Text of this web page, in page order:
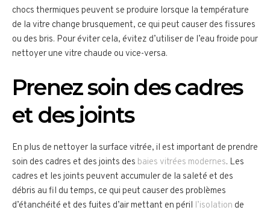
chocs thermiques peuvent se produire lorsque la température
de la vitre change brusquement, ce qui peut causer des fissures
ou des bris. Pour éviter cela, évitez d’utiliser de l’eau froide pour
nettoyer une vitre chaude ou vice-versa.
Prenez soin des cadres
et des joints
En plus de nettoyer la surface vitrée, il est important de prendre
soin des cadres et des joints des baies vitrées modernes. Les
cadres et les joints peuvent accumuler de la saleté et des
débris au fil du temps, ce qui peut causer des problèmes
d’étanchéité et des fuites d’air mettant en péril l’isolation de